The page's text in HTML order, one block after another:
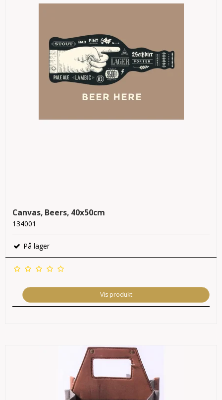
Canvas, Beers, 40x50cm
134001
På lager
Vis produkt